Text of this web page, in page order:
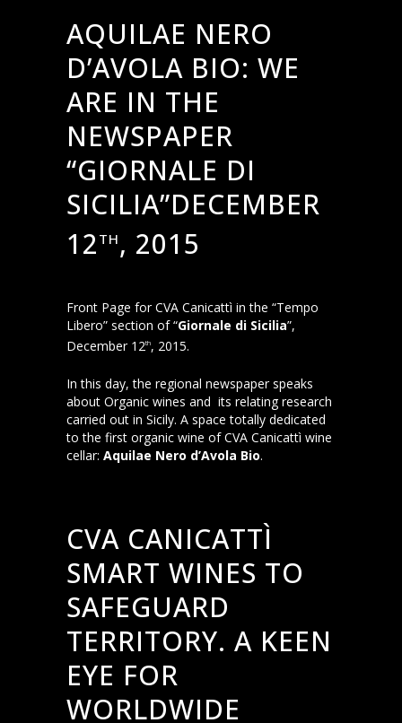
AQUILAE NERO
D’AVOLA BIO: WE
ARE IN THE
NEWSPAPER
“GIORNALE DI
SICILIA”DECEMBER
12 TH , 2015
Front Page for CVA Canicattì in the “Tempo
Libero” section of “Giornale di Sicilia”,
December 12th, 2015.
In this day, the regional newspaper speaks
about Organic wines and its relating research
carried out in Sicily. A space totally dedicated
to the first organic wine of CVA Canicattì wine
cellar: Aquilae Nero d’Avola Bio.
CVA CANICATTÌ
SMART WINES TO
SAFEGUARD
TERRITORY. A KEEN
EYE FOR
WORLDWIDE